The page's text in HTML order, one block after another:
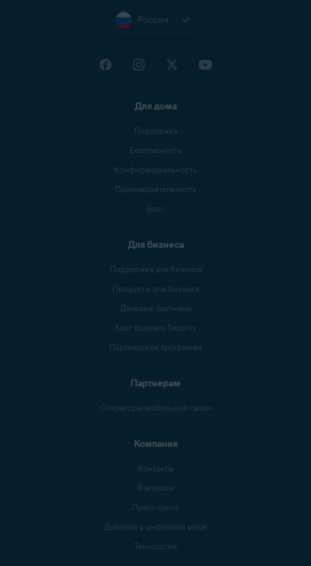
Россия
Для дома
Поддержка
Безопасность
Конфиденциальность
Производительность
Блог
Для бизнеса
Поддержка для бизнеса
Продукты для бизнеса
Деловые партнеры
Блог Business Security
Партнерская программа
Партнерам
Операторы мобильной связи
Компания
Контакты
Вакансии
Пресс-центр
Доверие в цифровом мире
Технология